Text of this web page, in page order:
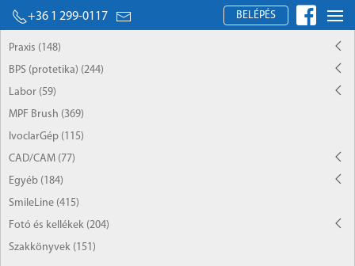
+36 1 299-0117 BELÉPÉS
Praxis (148)
BPS (protetika) (244)
Labor (59)
MPF Brush (369)
IvoclarGép (115)
CAD/CAM (77)
Egyéb (184)
SmileLine (415)
Fotó és kellékek (204)
Szakkönyvek (151)